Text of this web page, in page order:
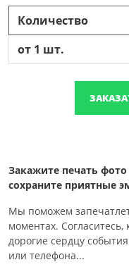
Количество
от 1 шт.
Закажите печать
сохраните приятные
Мы поможем
моментах.
дорогие сердцу
или телефона...